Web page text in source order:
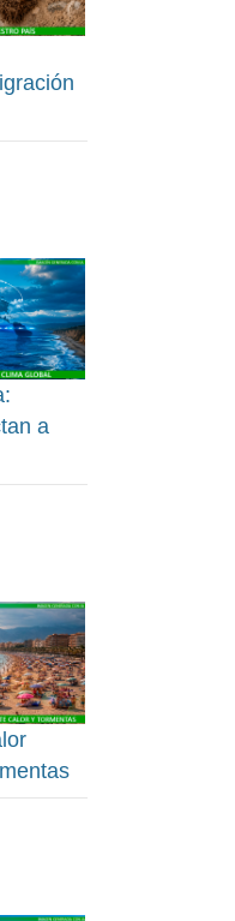
a